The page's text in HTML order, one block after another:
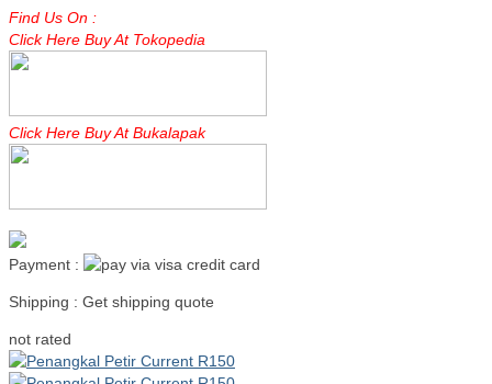
Find Us On :
Click Here Buy At Tokopedia
Click Here Buy At Bukalapak
Payment :
Shipping : Get shipping quote
not rated